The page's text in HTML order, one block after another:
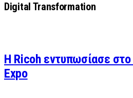
Digital Transformation
Η Ricoh εντυπωσίασε
Expo